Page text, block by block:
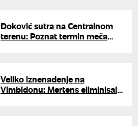
Đoković sutra na Centralnom
terenu: Poznat termin meča
Veliko iznenađenje na
Vimbldonu: Mertens eliminisala